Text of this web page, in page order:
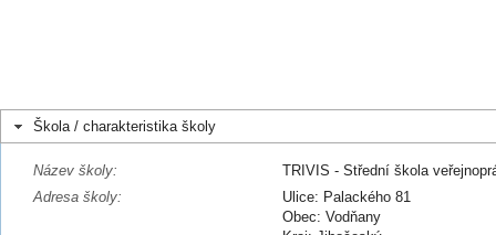
Škola / charakteristika školy
Název školy:
TRIVIS - Střední škola
Adresa školy:
Ulice: Palackého 81
Obec: Vodňany